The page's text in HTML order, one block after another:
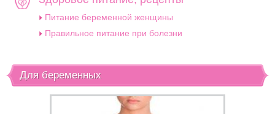
Питание беременной женщины
Правильное питание при болезни
Для беременных